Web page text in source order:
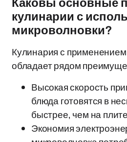
Каковы основные
кулинарии с
микроволновки?
Кулинария с
обладает рядом
Высокая скорость
блюда готовятся в
быстрее, чем на
Экономия